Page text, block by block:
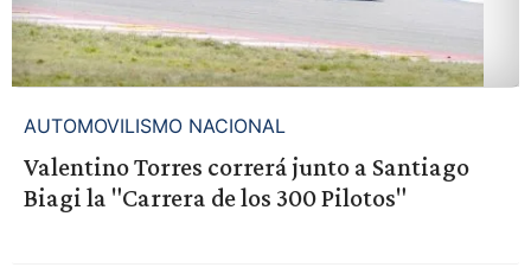
AUTOMOVILISMO NACIONAL
Valentino Torres correrá junto a Santiago
Biagi la "Carrera de los 300 Pilotos"